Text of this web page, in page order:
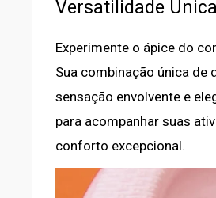
Versatilidade Única
Experimente o ápice do
Sua combinação única
sensação envolvente e
para acompanhar suas
conforto excepcional.